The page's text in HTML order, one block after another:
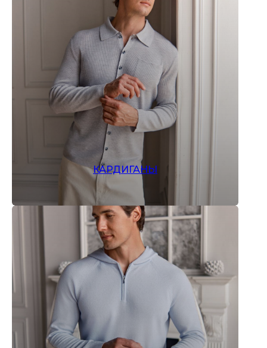
КАРДИГАНЫ
Весенне-летняя
коллекция2026
Погрузитесь в роскошь изысканных
тканей с нашей эксклюзивной
коллекцией из чистого кашемира и
благородного сочетания кашемира с
шелком.
Каждое изделие — это симфония
комфорта и элегантности, где
нежные оттенки от травяного до
благородного красного создают
неповторимую гармонию стиля и
утонченности.
Особая технология сочетания
материалов дарит непревзойденную
мягкость и легкость, а
лимитированные выпуски из
органических волокон делают
каждое изделие по-настоящему
уникальным.
Позвольте себе роскошь быть
особенной — выберите то, что
подчеркнет вашу индивидуальность
и станет воплощением безупречного